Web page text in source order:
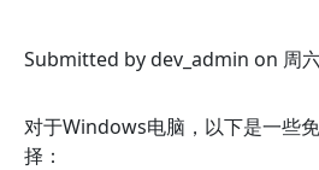
Submitted bydev_admin on 周
对于Windows电脑，以下是一些
择：